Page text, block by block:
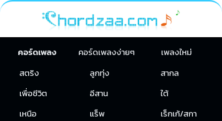
คอร์ดเพลง คอร์ดเพลงง่ายๆ
เพลงใหม่
สตริง
ลูกทุ่ง
สากล
เพื่อชีวิต
อีสาน
ใต้
เหนือ
แร็พ
เร็กเก้/สกา